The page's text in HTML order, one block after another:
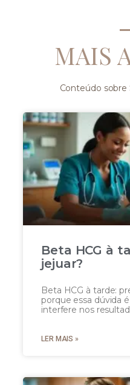
MAIS
Conteúdo
Beta HCG à
jejuar?
Beta HCG à tarde:
porque essa dúvida
interfere nos
LER MAIS »